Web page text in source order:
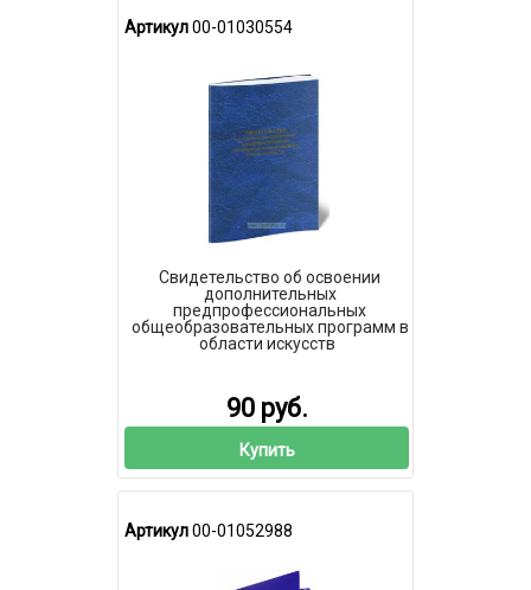
Артикул00-01030554
Свидетельство об освоении
дополнительных
предпрофессиональных
общеобразовательных программ в
области искусств
90 руб.
Купить
Артикул00-01052988